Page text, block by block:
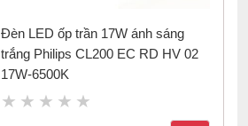
Đèn LED ốp trần 17W ánh sáng
trắng Philips CL200 EC RD HV 02
17W-6500K